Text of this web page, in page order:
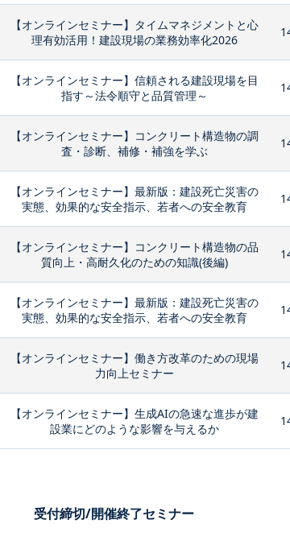
【オンラインセミナー】タイムマネジメントと心
理有効活用！建設現場の業務効率化2026
【オンラインセミナー】信頼される建設現場を目
指す～法令順守と品質管理～
【オンラインセミナー】コンクリート構造物の調
査・診断、補修・補強を学ぶ
【オンラインセミナー】最新版：建設死亡災害の
実態、効果的な安全指示、若者への安全教育
【オンラインセミナー】コンクリート構造物の品
質向上・高耐久化のための知識(後編)
【オンラインセミナー】最新版：建設死亡災害の
実態、効果的な安全指示、若者への安全教育
【オンラインセミナー】働き方改革のための現場
力向上セミナー
【オンラインセミナー】生成AIの急速な進歩が建
設業にどのような影響を与えるか
受付締切/開催終了セミナー